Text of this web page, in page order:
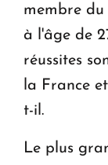
membre
à l'âge de
réussites
la France
t-il.
Le plus